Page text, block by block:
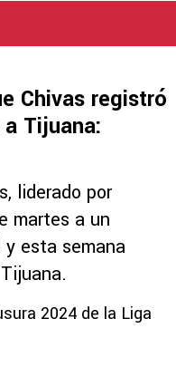
Chivas registró
Tijuana:
liderado por
martes a un
esta semana
2024 de la Liga